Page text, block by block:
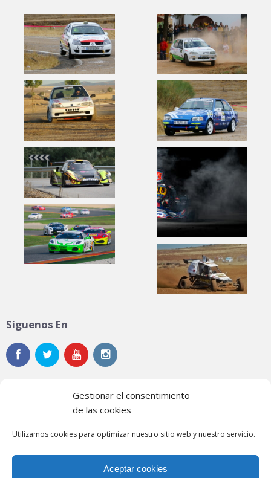
Gestionar el consentimiento
de las cookies
Utilizamos cookies para optimizar nuestro sitio web y nuestro servicio.
Aceptar cookies
Síguenos En
Noticias